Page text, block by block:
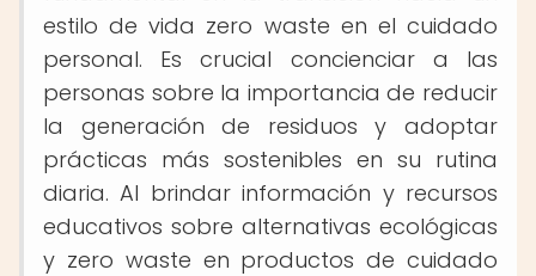
estilo de vida zero waste en el cuidado
personal. Es crucial concienciar a las
personas sobre la importancia de reducir
la generación de residuos y adoptar
prácticas más sostenibles en su rutina
diaria. Al brindar información y recursos
educativos sobre alternativas ecológicas
y zero waste en productos de cuidado